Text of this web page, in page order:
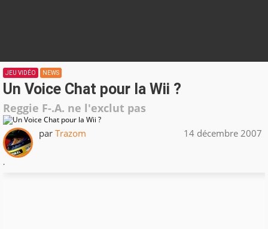
JEU VIDÉO NEWS
Un Voice Chat pour la Wii ?
Reggie F-.A. ne l'exclut pas
par Trazom 14 décembre 2007
.